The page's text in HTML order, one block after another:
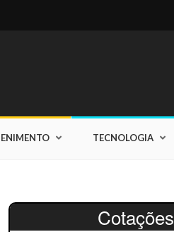
TECNOLOGIA
Cotações